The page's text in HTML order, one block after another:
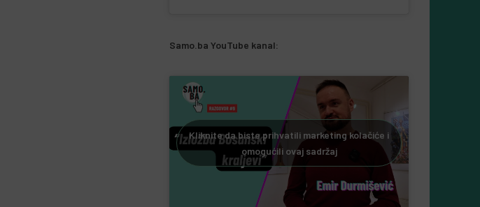
Samo.ba YouTube kanal:
Kliknite da biste prihvatili marketing kolačiće i
omogućili ovaj sadržaj